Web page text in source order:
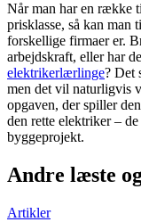
Når man har en række
prisklasse, så kan man
forskellige firmaer er.
arbejdskraft, eller har
elektrikerlærlinge? Det
men det vil naturligvis
opgaven, der spiller
den rette elektriker –
byggeprojekt.
Andre læste
Artikler